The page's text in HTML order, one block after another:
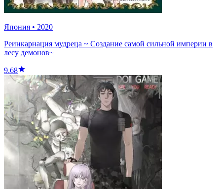
Япония • 2020
Реинкарнация мудреца ~ Создание самой сильной империи в
лесу демонов~
9.68